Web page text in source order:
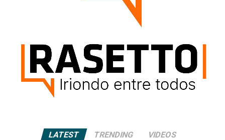
LATEST TRENDING VIDEOS